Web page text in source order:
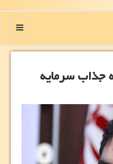
منو
جذاب سرمایه